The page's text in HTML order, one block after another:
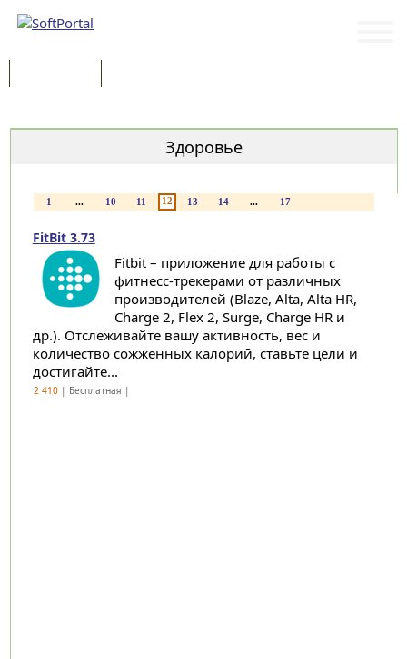
Здоровье
1 ... 10 11 12 13 14 ... 17
FitBit 3.73
Fitbit – приложение для работы с
фитнесс-трекерами от различных
производителей (Blaze, Alta, Alta HR,
Charge 2, Flex 2, Surge, Charge HR и
др.). Отслеживайте вашу активность, вес и
количество сожженных калорий, ставьте цели и
достигайте...
2 410| Бесплатная |